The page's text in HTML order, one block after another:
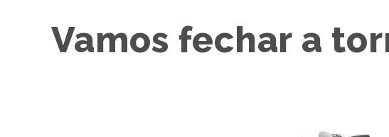
Vamos fechar a